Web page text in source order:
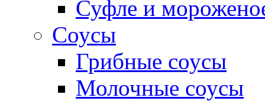
Суфле и
Соусы
Грибные соусы
Молочные соусы